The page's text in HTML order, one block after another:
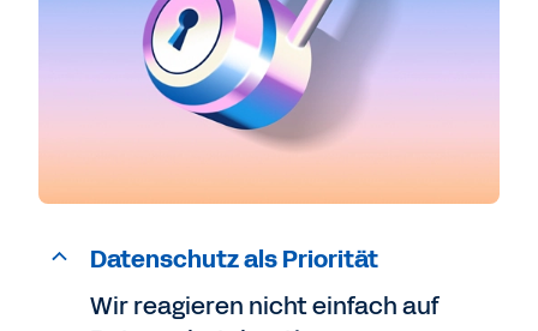
Datenschutz als Priorität
Wir reagieren nicht einfach auf